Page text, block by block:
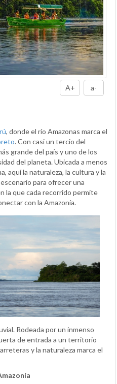
A+ a-
, donde el río Amazonas marca el
. Con casi un tercio del
grande del país y uno de los
del planeta. Ubicada a menos
aquí la naturaleza, la cultura y la
para ofrecer una
la que cada recorrido permite
con la Amazonía.
Rodeada por un inmenso
de entrada a un territorio
y la naturaleza marca el